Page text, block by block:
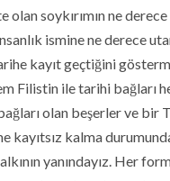
olan soykırımın ne
ismine ne derece
kayıt geçtiğini
Filistin ile tarihi bağları
olan beşerler ve bir
kayıtsız kalma
yanındayız. Her